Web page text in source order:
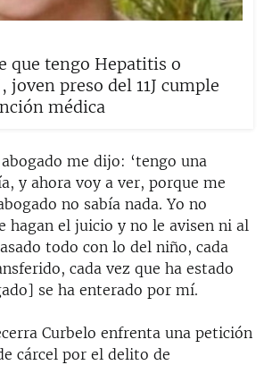
que tengo Hepatitis o
preso del 11J cumple
médica
me dijo: ‘tengo una
y ahora voy a ver, porque me
no sabía nada. Yo no
hagan el juicio y no le avisen ni al
todo con lo del niño, cada
cada vez que ha estado
se ha enterado por mí.
Curbelo enfrenta una petición
cárcel por el delito de